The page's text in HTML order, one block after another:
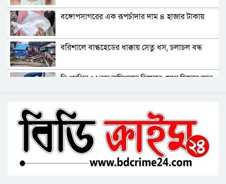
বরিশালে রাস্তার পাশ থেকে ৯ বস্তা সরকারি কম্বল
উদ্ধার
লোডশেডিংয়ে বিপর্যস্ত কুয়াকাটা, মুখ থুবড়ে পড়ছে
পর্যটন ব্যবসা
বরগুনায় মৃত ভেবে মিলাদ, ১৭ বছর পর বাড়ি ফিরলেন
বঙ্গোপসাগরের এক রূপচাঁদার দাম ৪ হাজার টাকায়
বরিশালে বাল্কহেডের ধাক্কায় সেতু ধস, চলাচল বন্ধ
বিএমপির ২২তম কমিশনার হিসেবে যোগ দিলেন আবু
বরিশাল থেকে যেন কোনো রোগীকে ঢাকায় যেতে না
হয়: ড. জিয়াউদ্দিন
পটুয়াখালীতে কুকুরকে পিটিয়ে হত্যা, আসামীকে ২০
হাজার টাকা জরিমানা